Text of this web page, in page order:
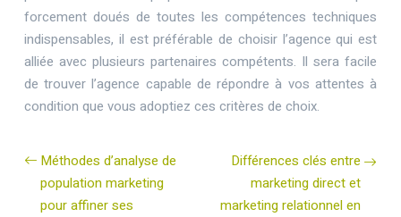
forcement doués de toutes les compétences techniques
indispensables, il est préférable de choisir l’agence qui est
alliée avec plusieurs partenaires compétents. Il sera facile
de trouver l’agence capable de répondre à vos attentes à
condition que vous adoptiez ces critères de choix.
Méthodes d’analyse de
population marketing
pour affiner ses
Différences clés entre
marketing direct et
marketing relationnel en